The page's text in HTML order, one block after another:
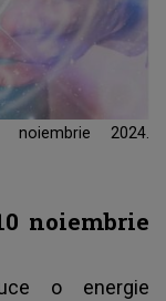
2024.
noiembrie
o energie